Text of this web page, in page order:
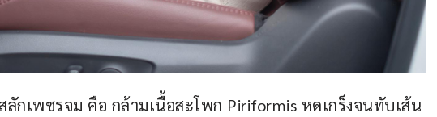
ลักเพชรจม คือ กล้ามเนื้อสะโพก Piriformis หดเกร็งจนทับเส้น